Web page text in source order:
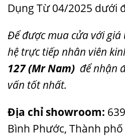
Dụng Từ 04/2025 dưới
Để được mua cửa với
hệ trực tiếp nhân viên
127(Mr Nam) để nhận
vấn tốt nhất.
Địa chỉ showroom:
Bình Phước, Thành